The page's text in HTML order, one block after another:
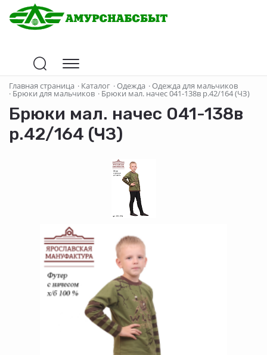
Главная страница · Каталог ·Одежда ·Одежда для мальчиков
· Брюки для мальчиков · Брюки мал. начес 041-138в р.42/164 (ЧЗ)
Брюки мал. начес 041-138в
р.42/164 (ЧЗ)